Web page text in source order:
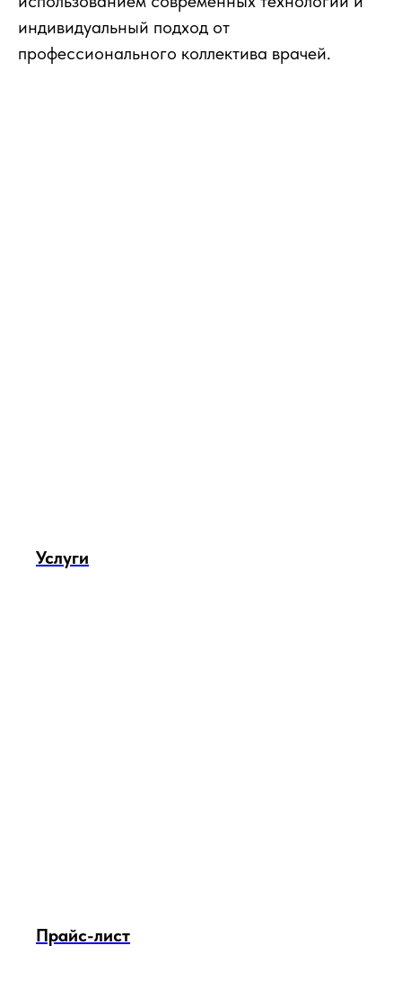
индивидуальный подход от
профессионального коллектива врачей.
Услуги
Прайс-лист